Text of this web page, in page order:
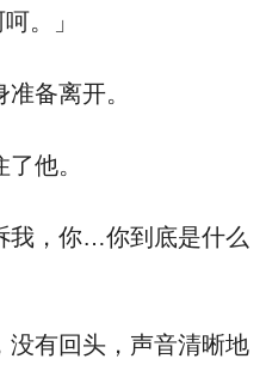
。」
备离开。
他。
，你…你到底是什么
有回头，声音清晰地